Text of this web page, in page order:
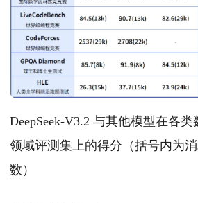
DeepSeek-V3.2 与其他模型在各
领域评测集上的得分（括号内为
数）